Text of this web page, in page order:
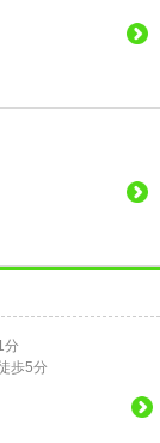
分
歩5分